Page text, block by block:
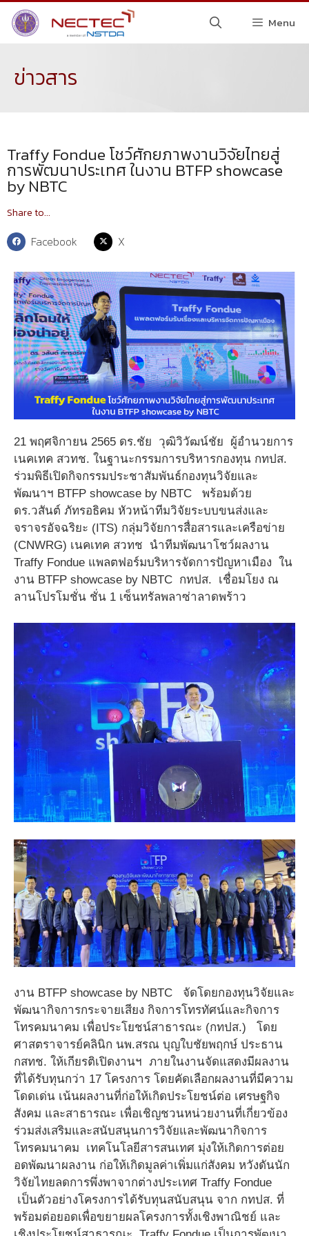
Menu
ข่าวสาร
Traffy Fondue โชว์ศักยภาพงานวิจัยไทยสู่
การพัฒนาประเทศ ในงาน BTFP showcase
by NBTC
Share to...
Facebook X
21 พฤศจิกายน 2565 ดร.ชัย วุฒิวิวัฒน์ชัย ผู้อำนวยการ
เนคเทค สวทช. ในฐานะกรรมการบริหารกองทุน กทปส.
ร่วมพิธีเปิดกิจกรรมประชาสัมพันธ์กองทุนวิจัยและ
พัฒนาฯ BTFP showcase by NBTC พร้อมด้วย
ดร.วสันต์ ภัทรอธิคม หัวหน้าทีมวิจัยระบบขนส่งและ
จราจรอัจฉริยะ (ITS) กลุ่มวิจัยการสื่อสารและเครือข่าย
(CNWRG) เนคเทค สวทช นำทีมพัฒนาโชว์ผลงาน
Traffy Fondue แพลตฟอร์มบริหารจัดการปัญหาเมือง ใน
งาน BTFP showcase by NBTC กทปส. เชื่อมโยง ณ
ลานโปรโมชั่น ชั่น 1 เซ็นทรัลพลาซ่าลาดพร้าว
งาน BTFP showcase by NBTC จัดโดยกองทุนวิจัยและ
พัฒนากิจการกระจายเสียง กิจการโทรทัศน์และกิจการ
โทรคมนาคม เพื่อประโยชน์สาธารณะ (กทปส.) โดย
ศาสตราจารย์คลินิก นพ.สรณ บุญใบชัยพฤกษ์ ประธาน
กสทช. ให้เกียรติเปิดงานฯ ภายในงานจัดแสดงมีผลงาน
ที่ได้รับทุนกว่า 17 โครงการ โดยคัดเลือกผลงานที่มีความ
โดดเด่น เน้นผลงานที่ก่อให้เกิดประโยชน์ต่อ เศรษฐกิจ
สังคม และสาธารณะ เพื่อเชิญชวนหน่วยงานที่เกี่ยวข้อง
ร่วมส่งเสริมและสนับสนุนการวิจัยและพัฒนากิจการ
โทรคมนาคม เทคโนโลยีสารสนเทศ มุ่งให้เกิดการต่อย
อดพัฒนาผลงาน ก่อให้เกิดมูลค่าเพิ่มแก่สังคม หวังดันนัก
วิจัยไทยลดการพึ่งพาจากต่างประเทศ Traffy Fondue
เป็นตัวอย่างโครงการได้รับทุนสนับสนุน จาก กทปส. ที่
พร้อมต่อยอดเพื่อขยายผลโครงการทั้งเชิงพาณิชย์ และ